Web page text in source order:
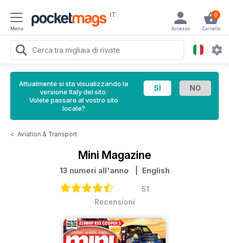
Menu
IT 0
Carrello
Accesso
Attualmente si sta visualizzando la
versione Italy del sito.
Volete passare al vostro sito
locale?
< Aviation & Transport
Mini Magazine
13 numeri all'anno | English
51
Recensioni